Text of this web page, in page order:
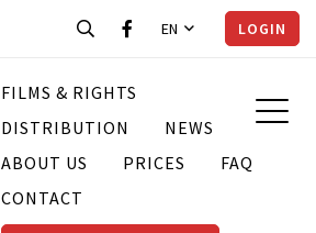
EN LOGIN
FILMS & RIGHTS
DISTRIBUTION
NEWS
ABOUT US
PRICES
FAQ
CONTACT